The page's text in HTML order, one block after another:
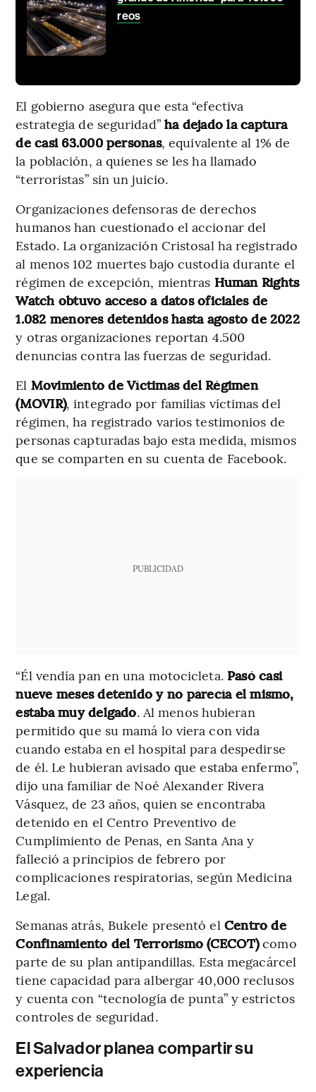
reos
El gobierno asegura que esta “efectiva
estrategia de seguridad” ha dejado la captura
de casi 63.000 personas, equivalente al 1% de
la población, a quienes se les ha llamado
“terroristas” sin un juicio.
Organizaciones defensoras de derechos
humanos han cuestionado el accionar del
Estado. La organización Cristosal ha registrado
al menos 102 muertes bajo custodia durante el
régimen de excepción, mientras Human Rights
Watch obtuvo acceso a datos oficiales de
1.082 menores detenidos hasta agosto de 2022
y otras organizaciones reportan 4.500
denuncias contra las fuerzas de seguridad.
El Movimiento de Víctimas del Régimen
(MOVIR), integrado por familias víctimas del
régimen, ha registrado varios testimonios de
personas capturadas bajo esta medida, mismos
que se comparten en su cuenta de Facebook.
PUBLICIDAD
“Él vendía pan en una motocicleta. Pasó casi
nueve meses detenido y no parecía el mismo,
estaba muy delgado. Al menos hubieran
permitido que su mamá lo viera con vida
cuando estaba en el hospital para despedirse
de él. Le hubieran avisado que estaba enfermo”,
dijo una familiar de Noé Alexander Rivera
Vásquez, de 23 años, quien se encontraba
detenido en el Centro Preventivo de
Cumplimiento de Penas, en Santa Ana y
falleció a principios de febrero por
complicaciones respiratorias, según Medicina
Legal.
Semanas atrás, Bukele presentó el Centro de
Confinamiento del Terrorismo (CECOT)como
parte de su plan antipandillas. Esta megacárcel
tiene capacidad para albergar 40,000 reclusos
y cuenta con “tecnología de punta” y estrictos
controles de seguridad.
El Salvador planea compartir su
experiencia